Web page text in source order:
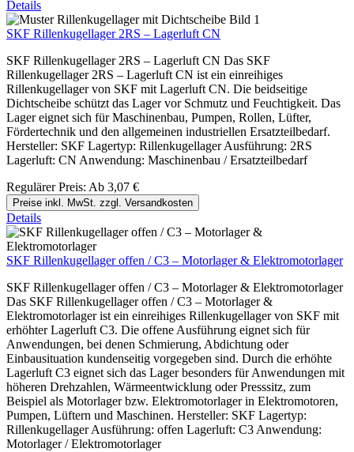
Details
SKF Rillenkugellager 2RS – Lagerluft CN
SKF Rillenkugellager 2RS – Lagerluft CN Das SKF
Rillenkugellager 2RS – Lagerluft CN ist ein einreihiges
Rillenkugellager von SKF mit Lagerluft CN. Die beidseitige
Dichtscheibe schützt das Lager vor Schmutz und Feuchtigkeit. Das
Lager eignet sich für Maschinenbau, Pumpen, Rollen, Lüfter,
Fördertechnik und den allgemeinen industriellen Ersatzteilbedarf.
Hersteller: SKF Lagertyp: Rillenkugellager Ausführung: 2RS
Lagerluft: CN Anwendung: Maschinenbau / Ersatzteilbedarf
Regulärer Preis: Ab 3,07 €
Preise inkl. MwSt. zzgl. Versandkosten
Details
SKF Rillenkugellager offen / C3 – Motorlager & Elektromotorlager
SKF Rillenkugellager offen / C3 – Motorlager & Elektromotorlager
Das SKF Rillenkugellager offen / C3 – Motorlager &
Elektromotorlager ist ein einreihiges Rillenkugellager von SKF mit
erhöhter Lagerluft C3. Die offene Ausführung eignet sich für
Anwendungen, bei denen Schmierung, Abdichtung oder
Einbausituation kundenseitig vorgegeben sind. Durch die erhöhte
Lagerluft C3 eignet sich das Lager besonders für Anwendungen mit
höheren Drehzahlen, Wärmeentwicklung oder Presssitz, zum
Beispiel als Motorlager bzw. Elektromotorlager in Elektromotoren,
Pumpen, Lüftern und Maschinen. Hersteller: SKF Lagertyp:
Rillenkugellager Ausführung: offen Lagerluft: C3 Anwendung:
Motorlager / Elektromotorlager